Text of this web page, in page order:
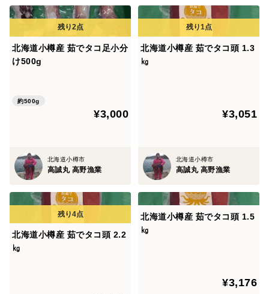
北海道小樽産 茹でタコ足小分
け500g
約500g
¥3,000
北海道小樽市
高誠丸 高野漁業
北海道小樽産 茹でタコ頭 1.3
㎏
¥3,051
北海道小樽市
高誠丸 高野漁業
北海道小樽産 茹でタコ頭 2.2
㎏
北海道小樽産 茹でタコ頭 1.5
㎏
¥3,176